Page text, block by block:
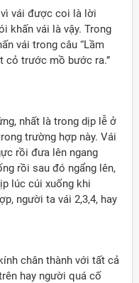
vái được coi là lời
khấn vái là vậy. Trong
vái trong câu “Lầm
cỏ trước mồ bước ra.”
nhất là trong dịp lễ ở
trường hợp này. Vái
rồi đưa lên ngang
rồi sau đó ngẩng lên,
lúc cúi xuống khi
người ta vái 2,3,4, hay
chân thành với tất cả
hay người quá cố